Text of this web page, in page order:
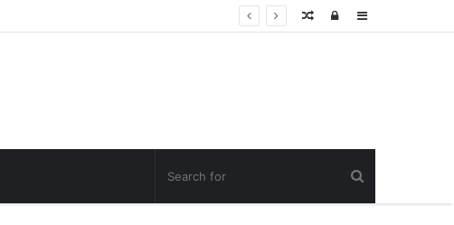
Sidebar
Log
Random